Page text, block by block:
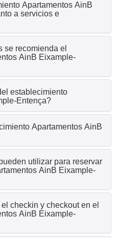
Apartamentos AinB
a servicios e
se recomienda el
AinB Eixample-
establecimiento
Entença?
Apartamentos AinB
utilizar para reservar
AinB Eixample-
checkin y checkout en el
AinB Eixample-